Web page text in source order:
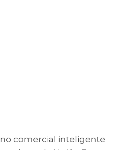
comercial inteligente